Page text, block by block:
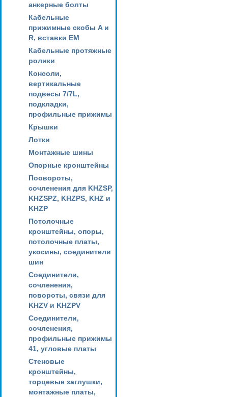
анкерные болты
Кабельные
прижимные скобы A и
R, вставки EM
Кабельные протяжные
ролики
Консоли,
вертикальные
подвесы 7/7L,
подкладки,
профильные прижимы
Крышки
Лотки
Монтажные шины
Опорные кронштейны
Поовороты,
сочленения для KHZSP,
KHZSPZ, KHZPS, KHZ и
KHZP
Потолочные
кронштейны, опоры,
потолочные платы,
укосины, соединители
шин
Соединители,
сочленения,
повороты, связи для
KHZV и KHZPV
Соединители,
сочленения,
профильные прижимы
41, угловые платы
Стеновые
кронштейны,
торцевые заглушки,
монтажные платы,